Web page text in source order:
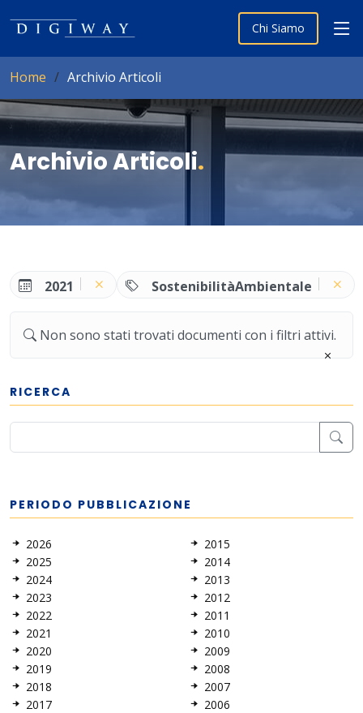
Chi Siamo
Home Archivio Articoli
Archivio Articoli.
2021 SostenibilitàAmbientale
Non sono stati trovati documenti con i filtri attivi.
RICERCA
PERIODO PUBBLICAZIONE
2026
2025
2024
2023
2022
2021
2020
2019
2018
2017
2015
2014
2013
2012
2011
2010
2009
2008
2007
2006